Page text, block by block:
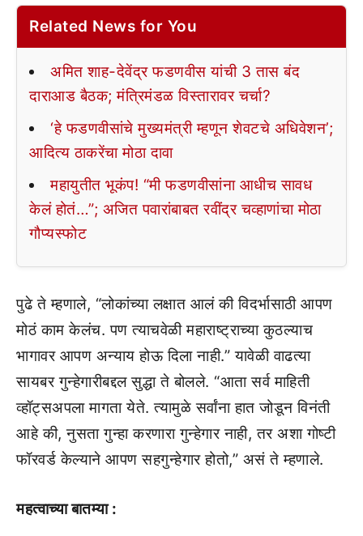
Related News for You
अमित शाह-देवेंद्र फडणवीस यांची 3 तास बंद
दाराआड बैठक; मंत्रिमंडळ विस्तारावर चर्चा?
‘हे फडणवीसांचे मुख्यमंत्री म्हणून शेवटचे अधिवेशन’;
आदित्य ठाकरेंचा मोठा दावा
महायुतीत भूकंप! “मी फडणवीसांना आधीच सावध
केलं होतं…”; अजित पवारांबाबत रवींद्र चव्हाणांचा मोठा
गौप्यस्फोट
पुढे ते म्हणाले, “लोकांच्या लक्षात आलं की विदर्भासाठी आपण
मोठं काम केलंच. पण त्याचवेळी महाराष्ट्राच्या कुठल्याच
भागावर आपण अन्याय होऊ दिला नाही.” यावेळी वाढत्या
सायबर गुन्हेगारीबद्दल सुद्धा ते बोलले. “आता सर्व माहिती
व्हॉट्सअपला मागता येते. त्यामुळे सर्वांना हात जोडून विनंती
आहे की, नुसता गुन्हा करणारा गुन्हेगार नाही, तर अशा गोष्टी
फॉरवर्ड केल्याने आपण सहगुन्हेगार होतो,” असं ते म्हणाले.
महत्वाच्या बातम्या :